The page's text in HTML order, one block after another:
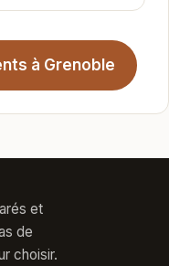
à Grenoble
et
de
choisir.